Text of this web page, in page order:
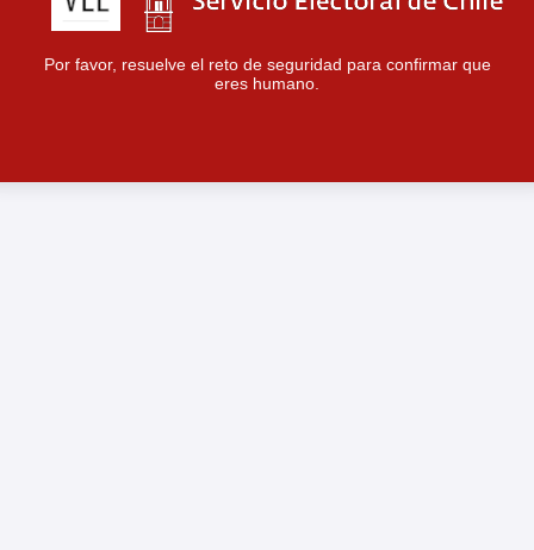
Por favor, resuelve el reto de seguridad para confirmar que
eres humano.